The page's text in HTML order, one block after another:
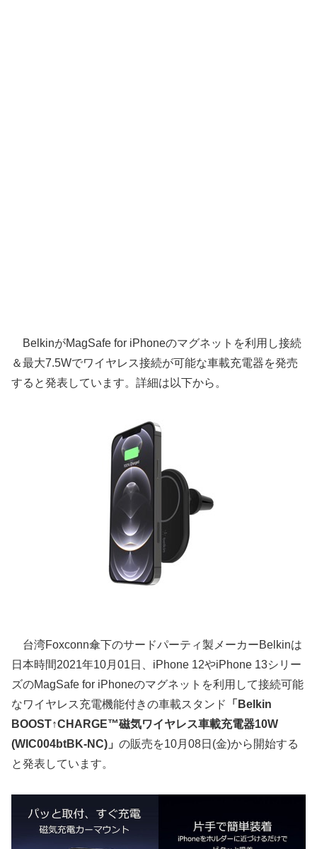
BelkinがMagSafe for iPhoneのマグネットを利用し接続
＆最大7.5Wでワイヤレス接続が可能な車載充電器を発売
すると発表しています。詳細は以下から。
台湾Foxconn傘下のサードパーティ製メーカーBelkinは
日本時間2021年10月01日、iPhone 12やiPhone 13シリー
ズのMagSafe for iPhoneのマグネットを利用して接続可能
なワイヤレス充電機能付きの車載スタンド
「Belkin
BOOST↑CHARGE™磁気ワイヤレス車載充電器10W
(WIC004btBK-NC)」 の販売を10月08日(金)から開始する
と発表しています。